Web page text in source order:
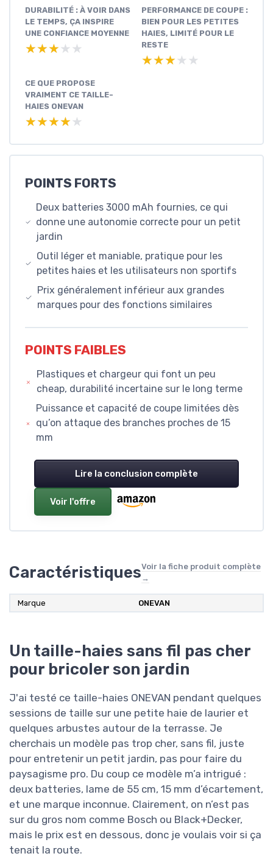
DURABILITÉ : À VOIR DANS
LE TEMPS, ÇA INSPIRE
UNE CONFIANCE MOYENNE
★★★★★
★★★★★
PERFORMANCE DE COUPE :
BIEN POUR LES PETITES
HAIES, LIMITÉ POUR LE
RESTE
★★★★★
★★★★★
CE QUE PROPOSE
VRAIMENT CE TAILLE-
HAIES ONEVAN
★★★★★
★★★★★
POINTS FORTS
Deux batteries 3000 mAh fournies, ce qui
donne une autonomie correcte pour un petit
jardin
Outil léger et maniable, pratique pour les
petites haies et les utilisateurs non sportifs
Prix généralement inférieur aux grandes
marques pour des fonctions similaires
POINTS FAIBLES
Plastiques et chargeur qui font un peu
cheap, durabilité incertaine sur le long terme
Puissance et capacité de coupe limitées dès
qu’on attaque des branches proches de 15
mm
Lire la conclusion complète
Voir l'offre
CaractéristiquesVoir la fiche produit complète
→
Marque ONEVAN
Un taille-haies sans fil pas cher
pour bricoler son jardin
J'ai testé ce taille-haies ONEVAN pendant quelques
sessions de taille sur une petite haie de laurier et
quelques arbustes autour de la terrasse. Je
cherchais un modèle pas trop cher, sans fil, juste
pour entretenir un petit jardin, pas pour faire du
paysagisme pro. Du coup ce modèle m’a intrigué :
deux batteries, lame de 55 cm, 15 mm d’écartement,
et une marque inconnue. Clairement, on n’est pas
sur du gros nom comme Bosch ou Black+Decker,
mais le prix est en dessous, donc je voulais voir si ça
tenait la route.